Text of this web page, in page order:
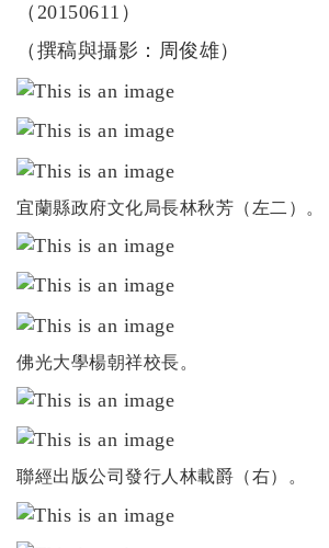
（20150611 ）
（撰稿與攝影：周俊雄）
宜蘭縣政府文化局長林秋芳（左二）。
佛光大學楊朝祥校長。
聯經出版公司發行人林載爵（右）。